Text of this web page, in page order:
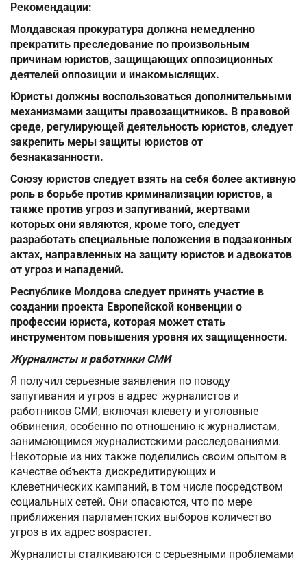
Рекомендации:
Молдавская прокуратура должна немедленно
прекратить преследование по произвольным
причинам юристов, защищающих оппозиционных
деятелей оппозиции и инакомыслящих.
Юристы должны воспользоваться дополнительными
механизмами защиты правозащитников. В правовой
среде, регулирующей деятельность юристов, следует
закрепить меры защиты юристов от
безнаказанности.
Союзу юристов следует взять на себя более активную
роль в борьбе против криминализации юристов, а
также против угроз и запугиваний, жертвами
которых они являются, кроме того, следует
разработать специальные положения в подзаконных
актах, направленных на защиту юристов и адвокатов
от угроз и нападений.
Республике Молдова следует принять участие в
создании проекта Европейской конвенции о
профессии юриста, которая может стать
инструментом повышения уровня их защищенности.
Журналисты и работники СМИ
Я получил серьезные заявления по поводу
запугивания и угроз в адрес журналистов и
работников СМИ, включая клевету и уголовные
обвинения, особенно по отношению к журналистам,
занимающимся журналистскими расследованиями.
Некоторые из них также поделились своим опытом в
качестве объекта дискредитирующих и
клеветнических кампаний, в том числе посредством
социальных сетей. Они опасаются, что по мере
приближения парламентских выборов количество
угроз в их адрес возрастет.
Журналисты сталкиваются с серьезными проблемами